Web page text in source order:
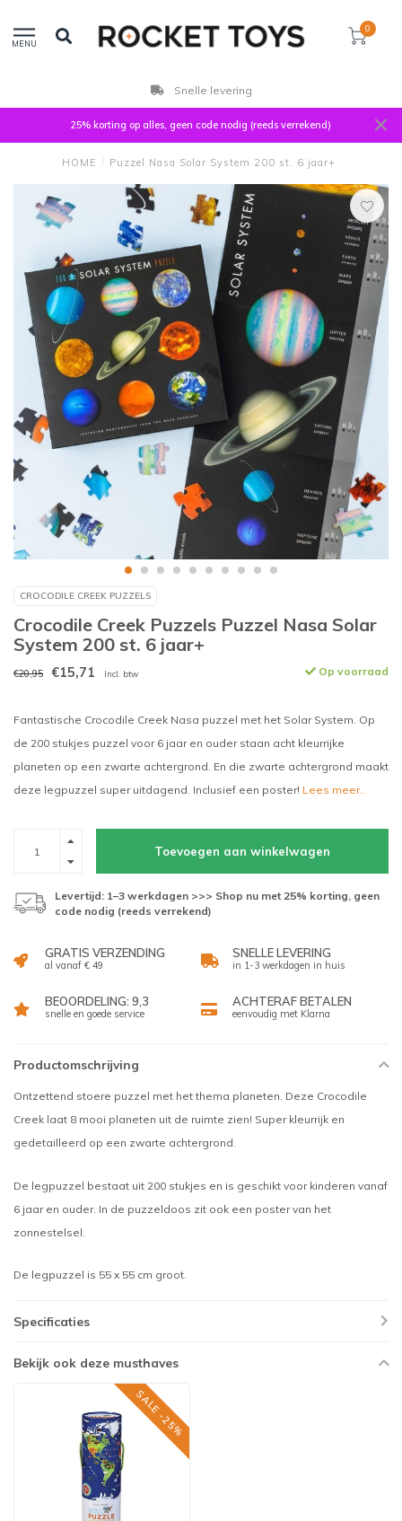
MENU
0
Snelle levering
25% korting op alles, geen code nodig (reeds verrekend)
HOME / Puzzel Nasa Solar System 200 st. 6 jaar+
CROCODILE CREEK PUZZELS
Crocodile Creek Puzzels Puzzel Nasa Solar
System 200 st. 6 jaar+
€20,95 €15,71 Incl. btw Op voorraad
Fantastische Crocodile Creek Nasa puzzel met het Solar System. Op
de 200 stukjes puzzel voor 6 jaar en ouder staan acht kleurrijke
planeten op een zwarte achtergrond. En die zwarte achtergrond maakt
deze legpuzzel super uitdagend. Inclusief een poster! Lees meer..
Toevoegen aan winkelwagen
Levertijd: 1–3 werkdagen >>> Shop nu met 25% korting, geen
code nodig (reeds verrekend)
GRATIS VERZENDING
al vanaf € 49
SNELLE LEVERING
in 1-3 werkdagen in huis
BEOORDELING: 9,3
snelle en goede service
ACHTERAF BETALEN
eenvoudig met Klarna
Productomschrijving
Ontzettend stoere puzzel met het thema planeten. Deze Crocodile
Creek laat 8 mooi planeten uit de ruimte zien! Super kleurrijk en
gedetailleerd op een zwarte achtergrond.
De legpuzzel bestaat uit 200 stukjes en is geschikt voor kinderen vanaf
6 jaar en ouder. In de puzzeldoos zit ook een poster van het
zonnestelsel.
De legpuzzel is 55 x 55 cm groot.
Specificaties
Bekijk ook deze musthaves
SALE -25%